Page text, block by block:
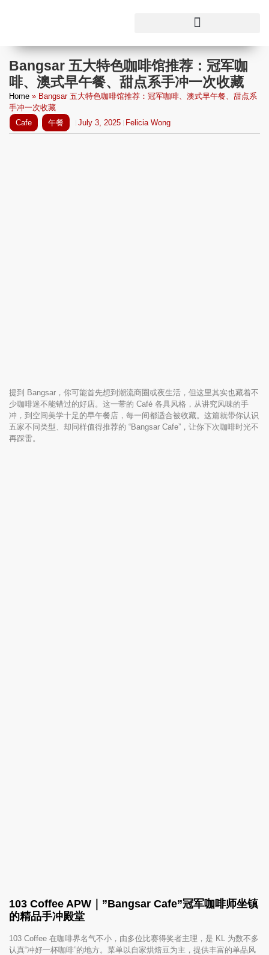
Bangsar 五大特色咖啡馆推荐：冠军咖
啡、澳式早午餐、甜点系手冲一次收藏
Home » Bangsar 五大特色咖啡馆推荐：冠军咖啡、澳式早午餐、甜点系
手冲一次收藏
Cafe
午餐 July 3, 2025 Felicia Wong
提到 Bangsar，你可能首先想到潮流商圈或夜生活，但这里其实也藏着不
少咖啡迷不能错过的好店。这一带的 Café 各具风格，从讲究风味的手
冲，到空间美学十足的早午餐店，每一间都适合被收藏。这篇就带你认识
五家不同类型、却同样值得推荐的 “Bangsar Cafe”，让你下次咖啡时光不
再踩雷。
103 Coffee APW｜”Bangsar Cafe”冠军咖啡师坐镇
的精品手冲殿堂
103 Coffee 在咖啡界名气不小，由多位比赛得奖者主理，是 KL 为数不多
认真“冲好一杯咖啡”的地方。菜单以自家烘焙豆为主，提供丰富的单品风